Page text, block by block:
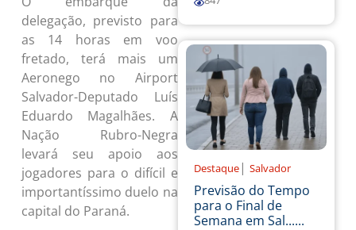
delegação, previsto para
as 14 horas em voo
fretado, terá mais um
Aeronego no Airport
Salvador-Deputado Luís
Eduardo Magalhães. A
Nação Rubro-Negra
levará seu apoio aos
jogadores para o difícil e
importantíssimo duelo na
capital do Paraná.
Destaque | Salvador
Previsão do Tempo
para o Final de
Semana em Sal......